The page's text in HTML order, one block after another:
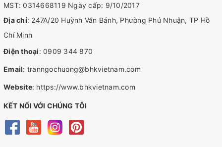
MST: 0314668119 Ngày cấp: 9/10/2017
Địa chỉ: 247A/20 Huỳnh Văn Bánh, Phường Phú Nhuận, TP Hồ
Chí Minh
Điện thoại: 0909 344 870
Email: tranngochuong@bhkvietnam.com
Website: https://www.bhkvietnam.com
KẾT NỐI VỚI CHÚNG TÔI